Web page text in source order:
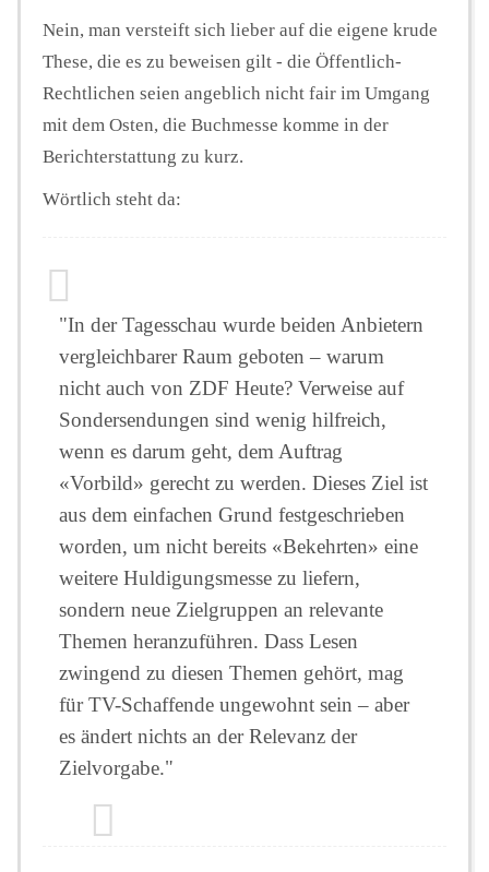
Nein, man versteift sich lieber auf die eigene krude
These, die es zu beweisen gilt - die Öffentlich-
Rechtlichen seien angeblich nicht fair im Umgang
mit dem Osten, die Buchmesse komme in der
Berichterstattung zu kurz.
Wörtlich steht da:
"In der Tagesschau wurde beiden Anbietern
vergleichbarer Raum geboten – warum
nicht auch von ZDF Heute? Verweise auf
Sondersendungen sind wenig hilfreich,
wenn es darum geht, dem Auftrag
«Vorbild» gerecht zu werden. Dieses Ziel ist
aus dem einfachen Grund festgeschrieben
worden, um nicht bereits «Bekehrten» eine
weitere Huldigungsmesse zu liefern,
sondern neue Zielgruppen an relevante
Themen heranzuführen. Dass Lesen
zwingend zu diesen Themen gehört, mag
für TV-Schaffende ungewohnt sein – aber
es ändert nichts an der Relevanz der
Zielvorgabe."